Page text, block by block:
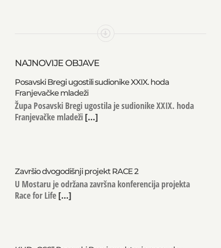
NAJNOVIJE OBJAVE
Posavski Bregi ugostili sudionike XXIX. hoda
Franjevačke mladeži
Župa Posavski Bregi ugostila je sudionike XXIX. hoda
Franjevačke mladeži [...]
Završio dvogodišnji projekt RACE 2
U Mostaru je održana završna konferencija projekta
Race for Life [...]